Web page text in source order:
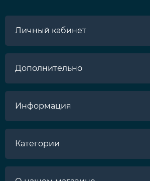
Личный кабинет
Дополнительно
Информация
Категории